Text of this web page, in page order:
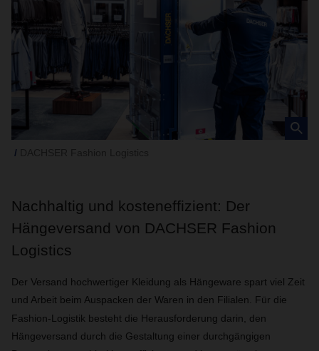
Nachhaltig und kosteneffizient: Der
Hängeversand von DACHSER Fashion
Logistics
Der Versand hochwertiger Kleidung als Hängeware spart viel Zeit
und Arbeit beim Auspacken der Waren in den Filialen. Für die
Fashion-Logistik besteht die Herausforderung darin, den
Hängeversand durch die Gestaltung einer durchgängigen